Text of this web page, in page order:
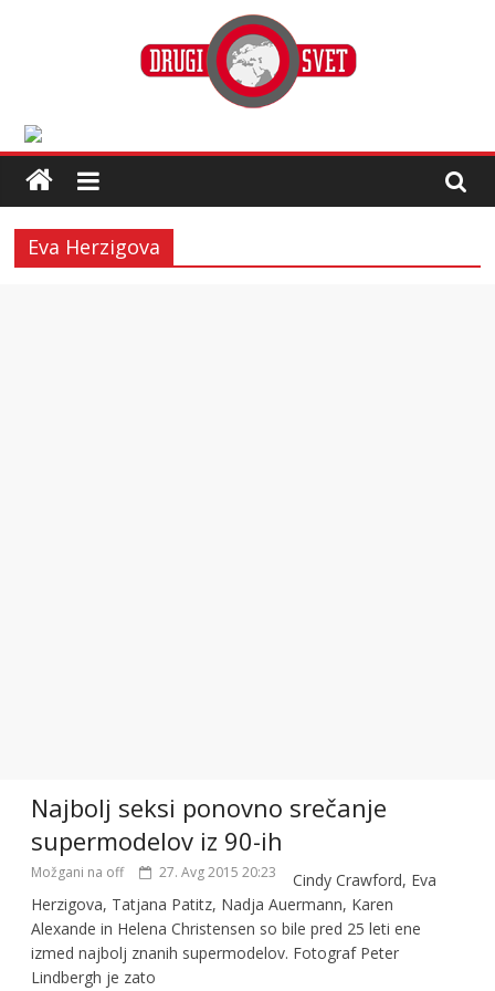
Eva Herzigova
Najbolj seksi ponovno srečanje
supermodelov iz 90-ih
Možgani na off 27. Avg 2015 20:23
Cindy Crawford, Eva
Herzigova, Tatjana Patitz, Nadja Auermann, Karen
Alexande in Helena Christensen so bile pred 25 leti ene
izmed najbolj znanih supermodelov. Fotograf Peter
Lindbergh je zato